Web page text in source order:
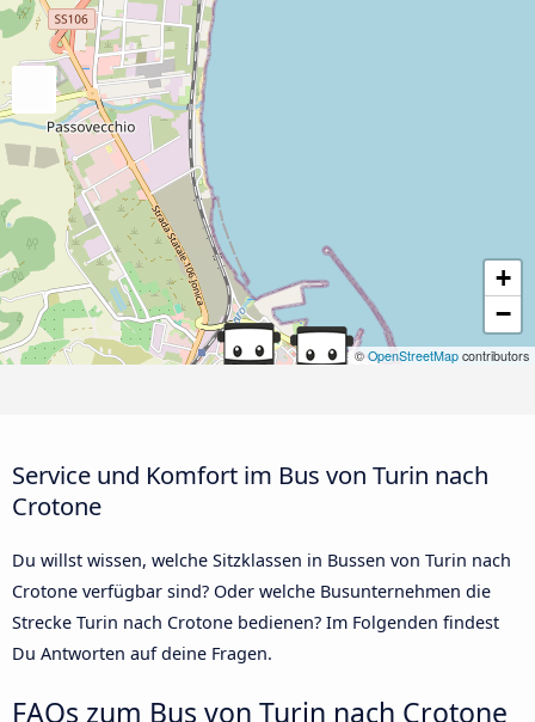
+
−
© OpenStreetMap contributors
Service und Komfort im Bus von Turin nach
Crotone
Du willst wissen, welche Sitzklassen in Bussen von Turin nach
Crotone verfügbar sind? Oder welche Busunternehmen die
Strecke Turin nach Crotone bedienen? Im Folgenden findest
Du Antworten auf deine Fragen.
FAQs zum Bus von Turin nach Crotone